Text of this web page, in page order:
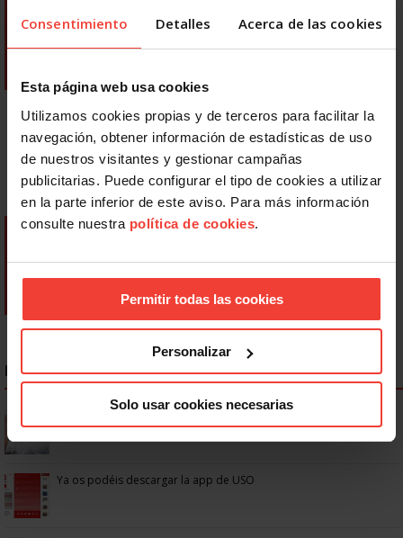
Consentimiento Detalles Acerca de las cookies
Esta página web usa cookies
Utilizamos cookies propias y de terceros para facilitar la
navegación, obtener información de estadísticas de uso
de nuestros visitantes y gestionar campañas
publicitarias. Puede configurar el tipo de cookies a utilizar
en la parte inferior de este aviso. Para más información
consulte nuestra política de cookies.
Permitir todas las cookies
Personalizar
Solo usar cookies necesarias
NOTICIAS MÁS LEÍDAS
anticipada por discapacidad
Ya os podéis descargar la app de USO